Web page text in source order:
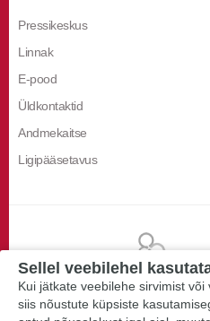
Pressikeskus
Linnak
E-pood
Üldkontaktid
Andmekaitse
Ligipääsetavus
Sellel veebilehel
Kui jätkate veebilehe sirvimist või
siis nõustute küpsiste